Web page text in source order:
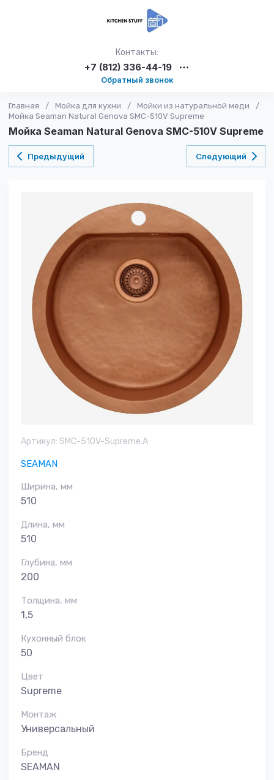
Контакты:
+7 (812) 336-44-19
Обратный звонок
Главная / Мойка для кухни / Мойки из натуральной меди
/
Мойка Seaman Natural Genova SMC-510V Supreme
Мойка Seaman Natural Genova SMC-510V Supreme
Предыдущий Следующий
Артикул: SMC-510V-Supreme.A
SEAMAN
Ширина, мм
510
Длина, мм
510
Глубина, мм
200
Толщина, мм
1,5
Кухонный блок
50
Цвет
Supreme
Монтаж
Универсальный
Бренд
SEAMAN